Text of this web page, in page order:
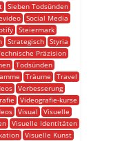
Sieben Todsünden
Social Media
Steiermark
Strategisch
Styria
Präzision
Todsünden
Träume
Travel
Verbesserung
Videografie-kurse
Visual
Visuelle
Visuelle Identitäten
Visuelle Kunst